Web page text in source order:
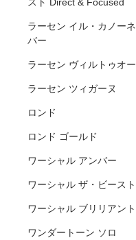
スト Direct & Focused
ラーセン イル・カノー
バー
ラーセン ヴィルトゥオ
ラーセン ツィガーヌ
ロンド
ロンド ゴールド
ワーシャル アンバー
ワーシャル ザ・ビースト
ワーシャル ブリリアント
ワンダートーン ソロ